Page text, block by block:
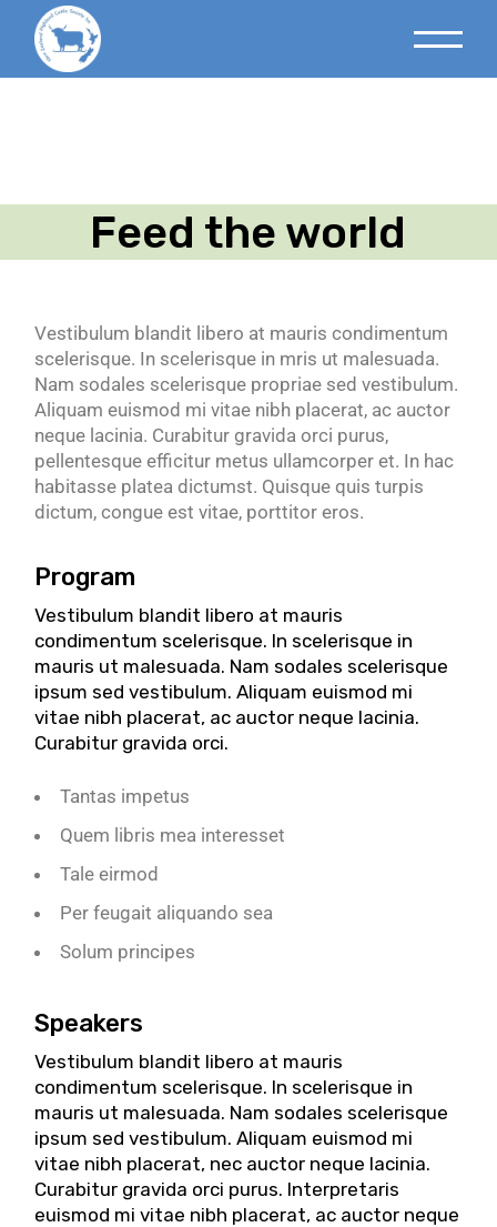
Feed the world
Vestibulum blandit libero at mauris condimentum
scelerisque. In scelerisque in mris ut malesuada.
Nam sodales scelerisque propriae sed vestibulum.
Aliquam euismod mi vitae nibh placerat, ac auctor
neque lacinia. Curabitur gravida orci purus,
pellentesque efficitur metus ullamcorper et. In hac
habitasse platea dictumst. Quisque quis turpis
dictum, congue est vitae, porttitor eros.
Program
Vestibulum blandit libero at mauris
condimentum scelerisque. In scelerisque in
mauris ut malesuada. Nam sodales scelerisque
ipsum sed vestibulum. Aliquam euismod mi
vitae nibh placerat, ac auctor neque lacinia.
Curabitur gravida orci.
Tantas impetus
Quem libris mea interesset
Tale eirmod
Per feugait aliquando sea
Solum principes
Speakers
Vestibulum blandit libero at mauris
condimentum scelerisque. In scelerisque in
mauris ut malesuada. Nam sodales scelerisque
ipsum sed vestibulum. Aliquam euismod mi
vitae nibh placerat, nec auctor neque lacinia.
Curabitur gravida orci purus. Interpretaris
euismod mi vitae nibh placerat, ac auctor neque